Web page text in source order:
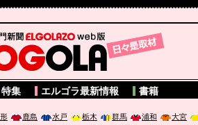
web版 BLOGOLA
特集 エルゴラ最新情報 書籍
鹿島 水戸 栃木 群馬 浦和
大宮